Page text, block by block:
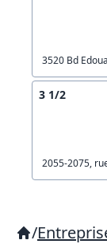
3520 Bd
3 1/2
2055-2075,
/